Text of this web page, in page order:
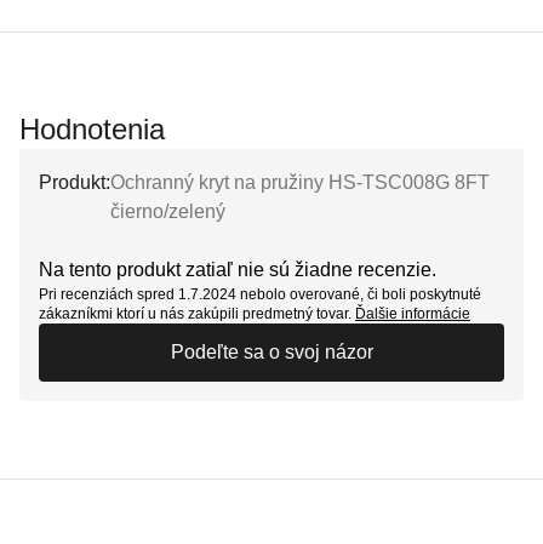
Hodnotenia
Produkt:Ochranný kryt na pružiny HS-TSC008G 8FT
čierno/zelený
Na tento produkt zatiaľ nie sú žiadne recenzie.
Pri recenziách spred 1.7.2024 nebolo overované, či boli poskytnuté
zákazníkmi ktorí u nás zakúpili predmetný tovar. Ďalšie informácie
Podeľte sa o svoj názor